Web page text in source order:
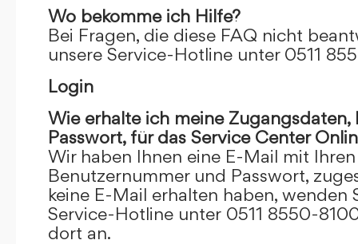
Wo bekomme ich Hilfe?
Bei Fragen, die diese FAQ nicht
unsere Service-Hotline unter 0511
Login
Wie erhalte ich meine
Passwort, für das Service Center
Wir haben Ihnen eine E-Mail mit
Benutzernummer und Passwort,
keine E-Mail erhalten haben, wenden
Service-Hotline unter 0511 8550-
dort an.